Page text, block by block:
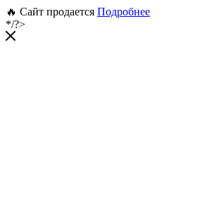
🔥 Сайт продается Подробнее
*/?>